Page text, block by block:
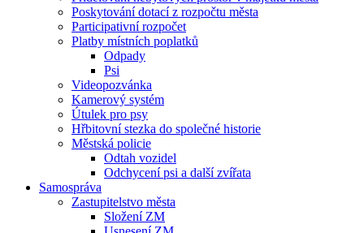
Poskytování dotací z rozpočtu města
Participativní rozpočet
Platby místních poplatků
Odpady
Psi
Videopozvánka
Kamerový systém
Útulek pro psy
Hřbitovní stezka do společné historie
Městská policie
Odtah vozidel
Odchycení psi a další zvířata
Samospráva
Zastupitelstvo města
Složení ZM